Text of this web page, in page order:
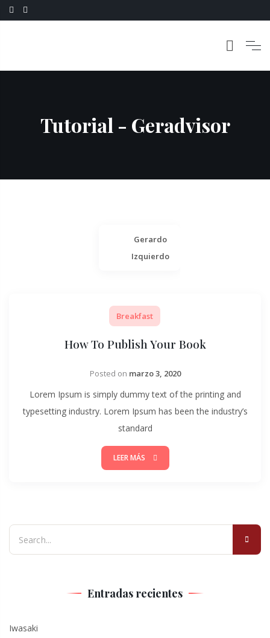
Tutorial - Geradvisor
Gerardo
Izquierdo
Breakfast
How To Publish Your Book
Posted on marzo 3, 2020
Lorem Ipsum is simply dummy text of the printing and
typesetting industry. Lorem Ipsum has been the industry’s
standard
LEER MÁS
Entradas recientes
Iwasaki